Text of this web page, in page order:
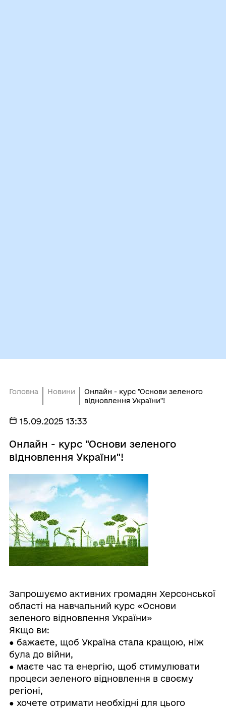
Головна Новини
Онлайн - курс "Основи зеленого
відновлення України"!
15.09.2025 13:33
Онлайн - курс "Основи зеленого
відновлення України"!
Запрошуємо активних громадян Херсонської
області на навчальний курс «Основи
зеленого відновлення України»
Якщо ви:
● бажаєте, щоб Україна стала кращою, ніж
була до війни,
● маєте час та енергію, щоб стимулювати
процеси зеленого відновлення в своєму
регіоні,
● хочете отримати необхідні для цього